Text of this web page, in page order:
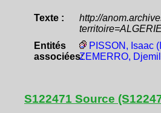
Texte :
http://
Entités
associées:
PISSON, Isaac
ZEMERRO,
S122471 Source